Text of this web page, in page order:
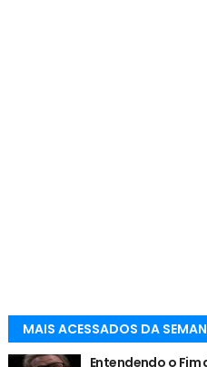
MAIS ACESSADOS DA
Entendendo o Fim